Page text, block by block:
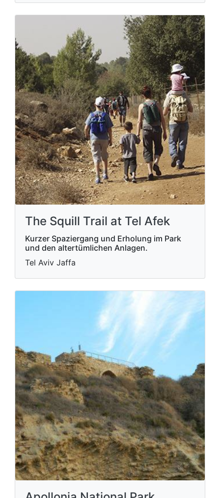
The Squill Trail at Tel Afek
Kurzer Spaziergang und Erholung im Park
und den altertümlichen Anlagen.
Tel Aviv Jaffa